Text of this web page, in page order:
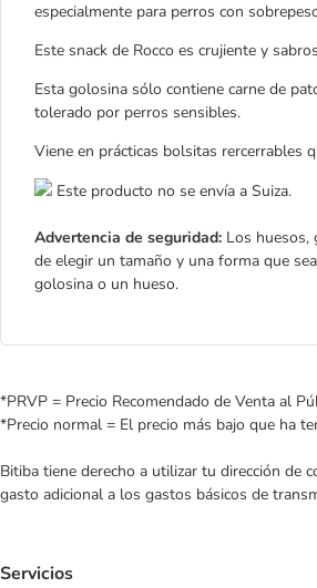
especialmente para perros con
Este snack de Rocco es crujiente y
Esta golosina sólo contiene carne de
tolerado por perros sensibles.
Viene en prácticas bolsitas rercerrables
Este producto no se envía a Suiza.
Advertencia de seguridad: Los huesos,
de elegir un tamaño y una forma que
golosina o un hueso.
*PRVP = Precio Recomendado de Venta al
*Precio normal = El precio más bajo que ha
Bitiba tiene derecho a utilizar tu dirección de
gasto adicional a los gastos básicos de
Servicios